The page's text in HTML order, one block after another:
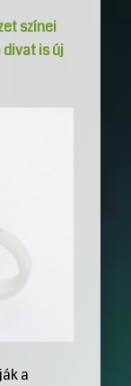
színei
is új
a